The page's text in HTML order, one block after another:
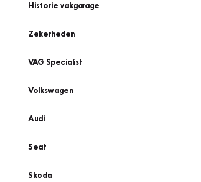
Historie vakgarage
Zekerheden
VAG Specialist
Volkswagen
Audi
Seat
Skoda